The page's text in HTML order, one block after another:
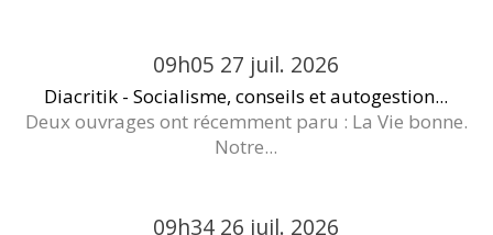
09h05 27 juil. 2026
Diacritik - Socialisme, conseils et autogestion...
Deux ouvrages ont récemment paru : La Vie bonne.
Notre...
09h34 26 juil. 2026